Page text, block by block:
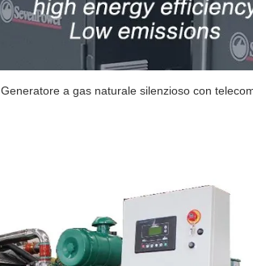
Generatore a gas naturale silenzioso con